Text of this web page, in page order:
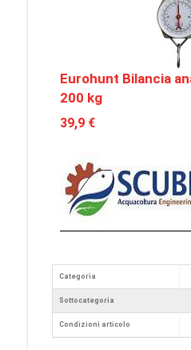
Eurohunt Bilancia
200 kg
39,9 €
Categoria
Sottocategoria
Condizioni articolo